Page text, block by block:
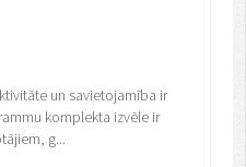
un savietojamība ir
komplekta izvēle ir
g...